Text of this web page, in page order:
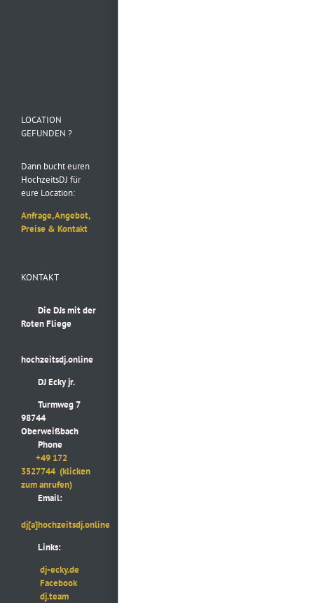
LOCATION
GEFUNDEN ?
Dann bucht euren
HochzeitsDJ für
eure Location:
Anfrage, Angebot,
Preise & Kontakt
KONTAKT
Die DJs mit der
Roten Fliege
hochzeitsdj.online
DJ Ecky jr.
Turmweg 7
98744
Oberweißbach
Phone
+49 172
3527744 (klicken
zum anrufen)
Email:
dj[a]hochzeitsdj.online
Links:
dj-ecky.de
Facebook
dj.team